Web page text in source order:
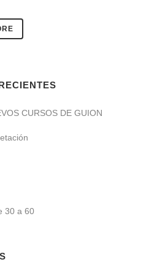
CURSOS DE GUION
30 a 60